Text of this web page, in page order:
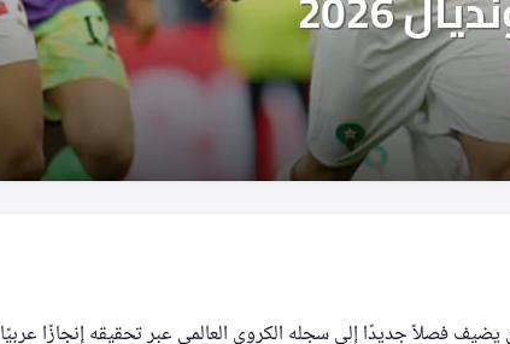
فصلاً جديدًا إلى سجله الكروي العالمي عبر تحقيقه إنجازًا عربيًا